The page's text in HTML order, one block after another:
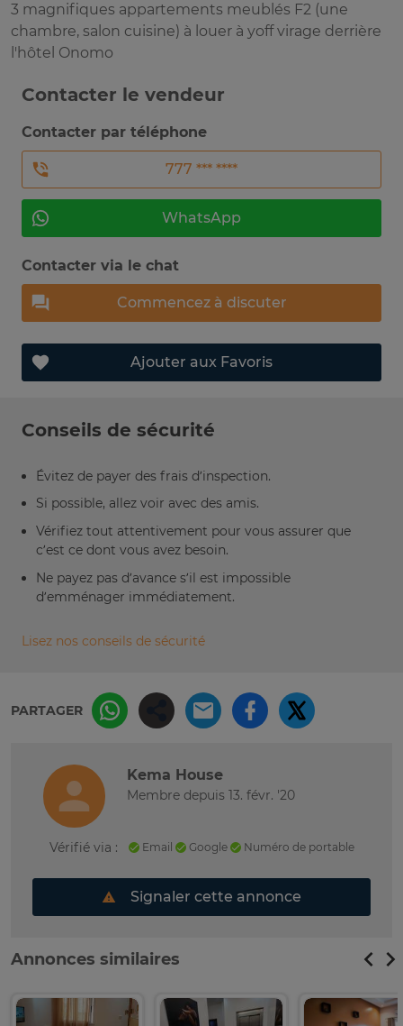
3 magnifiques appartements meublés F2 (une
chambre, salon cuisine) à louer à yoff virage derrière
l'hôtel Onomo
Contacter le vendeur
Contacter par téléphone
777 *** ****
WhatsApp
Contacter via le chat
Commencez à discuter
Ajouter aux Favoris
Conseils de sécurité
Évitez de payer des frais d’inspection.
Si possible, allez voir avec des amis.
Vérifiez tout attentivement pour vous assurer que
c’est ce dont vous avez besoin.
Ne payez pas d’avance s’il est impossible
d’emménager immédiatement.
Lisez nos conseils de sécurité
PARTAGER
Kema House
Membre depuis 13. févr. '20
Vérifié via : Email Google Numéro de portable
Signaler cette annonce
Annonces similaires